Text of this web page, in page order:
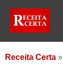
Receita Certa »